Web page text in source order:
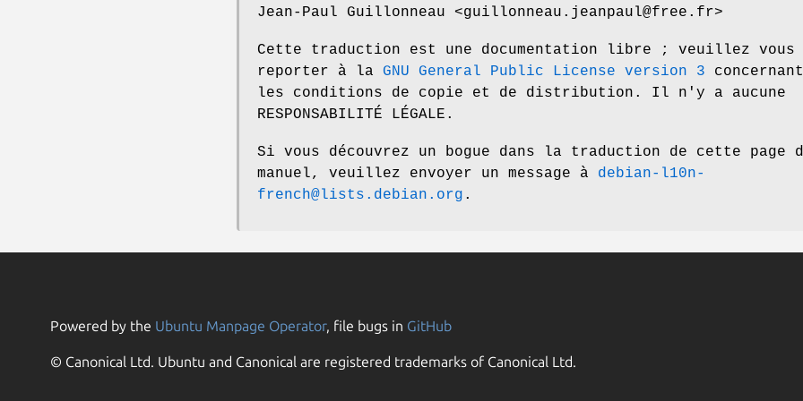
Jean-Paul Guillonneau <guillonneau.jeanpaul@free.fr>
Cette traduction est une documentation libre ; veuillez vous
reporter à la GNU General Public License version 3 concernant
les conditions de copie et de distribution. Il n'y a aucune
RESPONSABILITÉ LÉGALE.
Si vous découvrez un bogue dans la traduction de cette page
manuel, veuillez envoyer un message à debian-l10n-
french@lists.debian.org .
Powered by the Ubuntu Manpage Operator, file bugs in GitHub
© Canonical Ltd. Ubuntu and Canonical are registered trademarks of Canonical Ltd.